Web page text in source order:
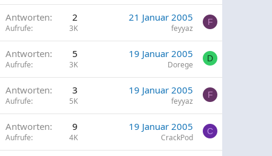
Antworten 2
Aufrufe 3K
21 Januar 2005
feyyaz
F
Antworten 5
Aufrufe 3K
19 Januar 2005
Dorege
D
Antworten 3
Aufrufe 5K
19 Januar 2005
feyyaz
F
Antworten 9
Aufrufe 4K
19 Januar 2005
CrackPod
C